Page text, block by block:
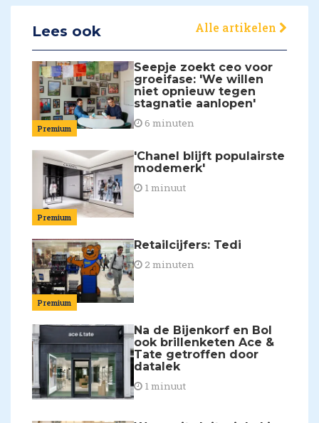
Lees ook Alle artikelen
Premium
Seepje zoekt ceo voor
groeifase: 'We willen
niet opnieuw tegen
stagnatie aanlopen'
6 minuten
Premium
'Chanel blijft populairste
modemerk'
1 minuut
Premium
Retailcijfers: Tedi
2 minuten
Na de Bijenkorf en Bol
ook brillenketen Ace &
Tate getroffen door
datalek
1 minuut